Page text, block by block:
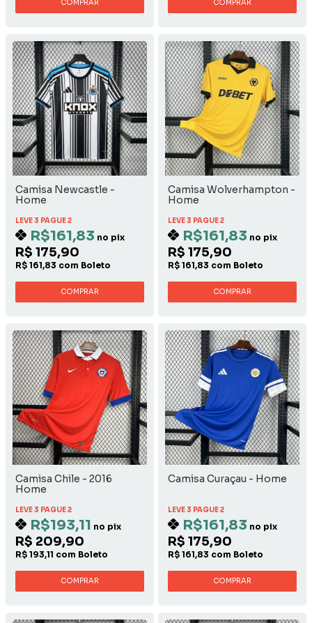
COMPRAR COMPRAR
Camisa Newcastle -
Home
LEVE 3 PAGUE 2
R$161,83 no pix
R$ 175,90
R$ 161,83 com Boleto
COMPRAR
Camisa Wolverhampton -
Home
LEVE 3 PAGUE 2
R$161,83 no pix
R$ 175,90
R$ 161,83 com Boleto
COMPRAR
Camisa Chile - 2016
Home
LEVE 3 PAGUE 2
R$193,11 no pix
R$ 209,90
R$ 193,11 com Boleto
COMPRAR
Camisa Curaçau - Home
LEVE 3 PAGUE 2
R$161,83 no pix
R$ 175,90
R$ 161,83 com Boleto
COMPRAR